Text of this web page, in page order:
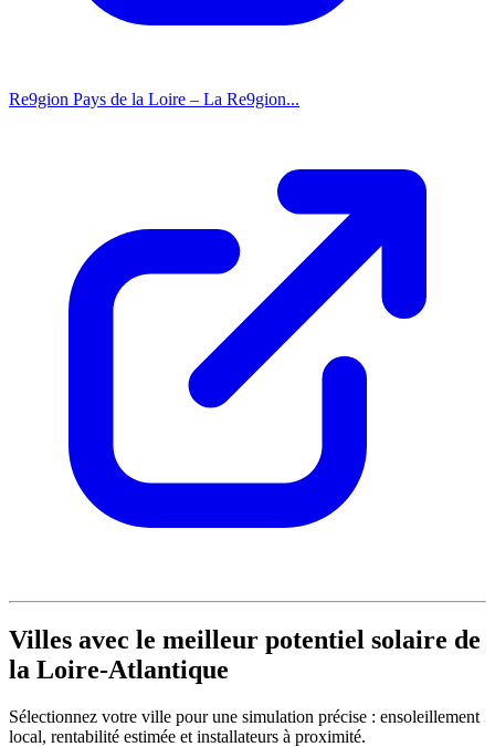
Re9gion Pays de la Loire – La Re9gion...
Villes avec le meilleur potentiel solaire de
la Loire-Atlantique
Sélectionnez votre ville pour une simulation précise : ensoleillement
local, rentabilité estimée et installateurs à proximité.